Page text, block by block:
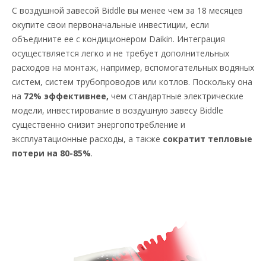
С воздушной завесой Biddle вы менее чем за 18 месяцев
окупите свои первоначальные инвестиции, если
объедините ее с кондиционером Daikin. Интеграция
осуществляется легко и не требует дополнительных
расходов на монтаж, например, вспомогательных водяных
систем, систем трубопроводов или котлов. Поскольку она
на 72% эффективнее, чем стандартные электрические
модели, инвестирование в воздушную завесу Biddle
существенно снизит энергопотребление и
эксплуатационные расходы, а также сократит тепловые
потери на 80-85%.